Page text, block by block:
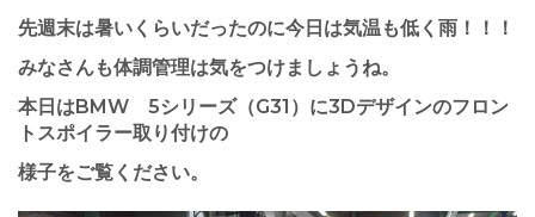
先週末は暑いくらいだったのに今日は気温も低く雨！！！
みなさんも体調管理は気をつけましょうね。
本日はBMW 5シリーズ（G31）に3Dデザインのフロン
トスポイラー取り付けの
様子をご覧ください。